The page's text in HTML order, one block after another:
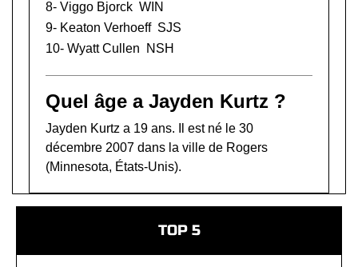
8- Viggo Bjorck WIN
9- Keaton Verhoeff SJS
10- Wyatt Cullen NSH
Quel âge a Jayden Kurtz ?
Jayden Kurtz a 19 ans. Il est né le 30
décembre 2007 dans la ville de Rogers
(Minnesota, États-Unis).
TOP 5